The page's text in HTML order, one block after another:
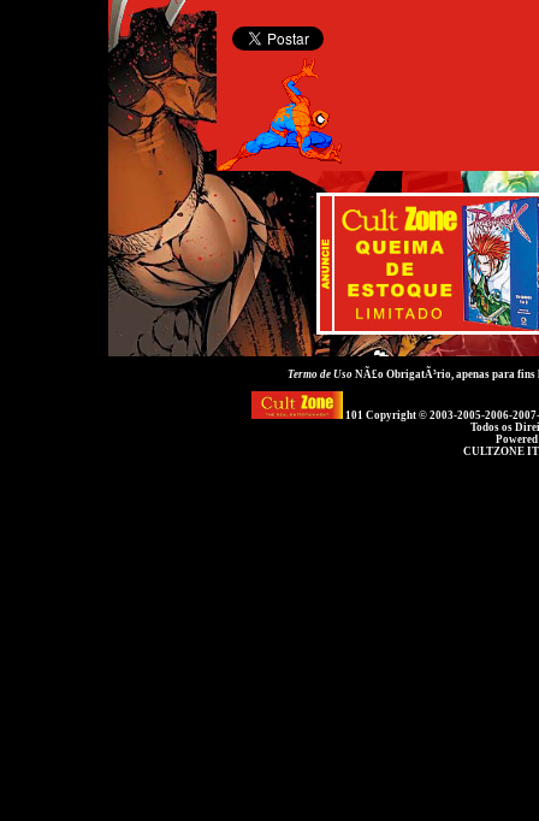
Termo de UsoNÃ£o ObrigatÃ³rio, apenas para
101 Copyright © 2003-2005-2006-
Todos os
CULTZONE